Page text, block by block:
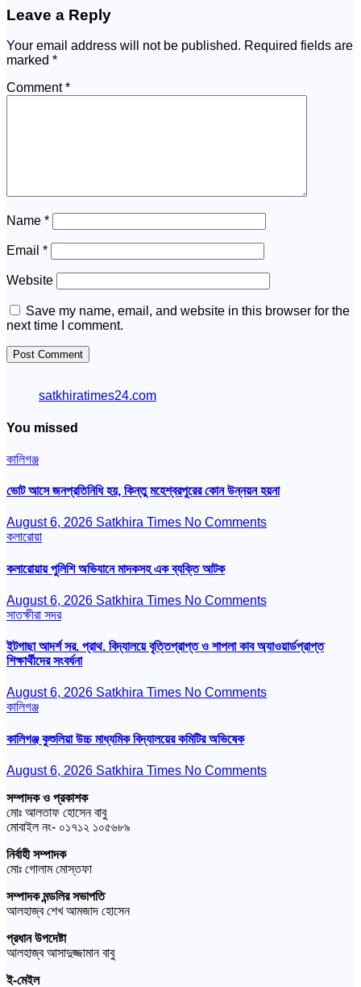
Leave a Reply
Your email address will not be published. Required fields are
marked *
Comment*
Name *
Email *
Website
Save my name, email, and website in this browser for the
next time I comment.
satkhiratimes24.com
You missed
কালিগঞ্জ
ভোট আসে জনপ্রতিনিধি হয়, কিন্তু মহেশ্বরপুরের কোন উন্নয়ন হয়না
August 6, 2026 Satkhira Times No Comments
কলারোয়া
কলারোয়ায় পুলিশি অভিযানে মাদকসহ এক ব্যক্তি আটক
August 6, 2026 Satkhira Times No Comments
সাতক্ষীরা সদর
ইটগাছা আদর্শ সর. প্রাথ. বিদ্যালয়ে বৃত্তিপ্রাপ্ত ও শাপলা কাব অ্যাওয়ার্ডপ্রাপ্ত
শিক্ষার্থীদের সংবর্ধনা
August 6, 2026 Satkhira Times No Comments
কালিগঞ্জ
কালিগঞ্জ কুশুলিয়া উচ্চ মাধ্যমিক বিদ্যালয়ের কমিটির অভিষেক
August 6, 2026 Satkhira Times No Comments
সম্পাদক ও প্রকাশক
মোঃ আলতাফ হোসেন বাবু
মোবাইল নং- ০১৭১২ ১০৫৬৮৯
নির্বাহী সম্পাদক
মোঃ গোলাম মোস্তফা
সম্পাদক মন্ডলির সভাপতি
আলহাজ্ব শেখ আমজাদ হোসেন
প্রধান উপদেষ্টা
আলহাজ্ব আসাদুজ্জামান বাবু
ই-মেইল